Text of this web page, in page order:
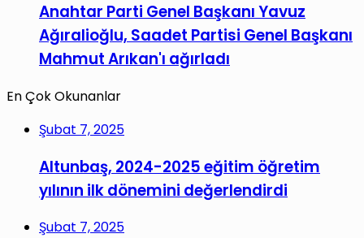
Anahtar Parti Genel Başkanı Yavuz
Ağıralioğlu, Saadet Partisi Genel Başkanı
Mahmut Arıkan'ı ağırladı
En Çok Okunanlar
Şubat 7, 2025
Altunbaş, 2024-2025 eğitim öğretim
yılının ilk dönemini değerlendirdi
Şubat 7, 2025